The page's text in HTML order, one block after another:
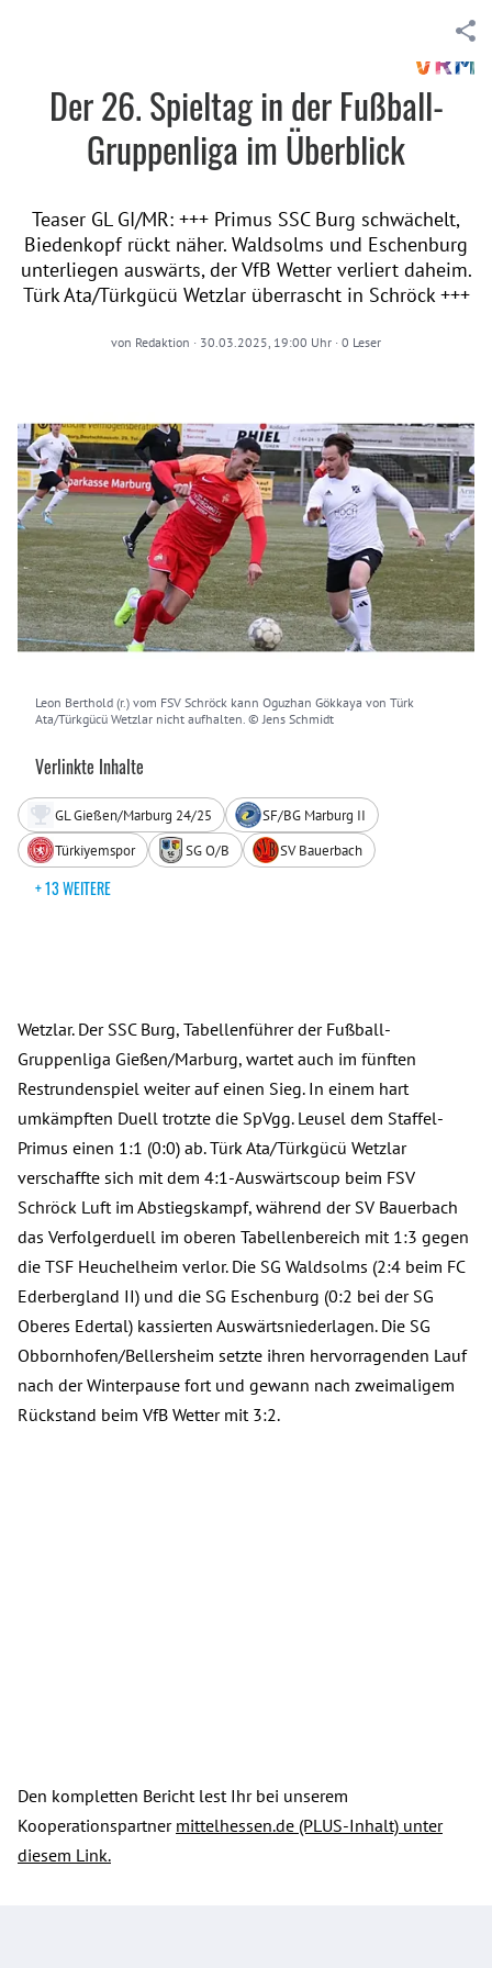
Der 26. Spieltag in der Fußball-
Gruppenliga im Überblick
Teaser GL GI/MR: +++ Primus SSC Burg schwächelt,
Biedenkopf rückt näher. Waldsolms und Eschenburg
unterliegen auswärts, der VfB Wetter verliert daheim.
Türk Ata/Türkgücü Wetzlar überrascht in Schröck +++
von Redaktion · 30.03.2025, 19:00 Uhr · 0 Leser
Leon Berthold (r.) vom FSV Schröck kann Oguzhan Gökkaya von Türk
Ata/Türkgücü Wetzlar nicht aufhalten. © Jens Schmidt
Verlinkte Inhalte
GL Gießen/Marburg 24/25
SF/BG Marburg II
Türkiyemspor
SG O/B SV Bauerbach
+ 13 WEITERE
Wetzlar. Der SSC Burg, Tabellenführer der Fußball-
Gruppenliga Gießen/Marburg, wartet auch im fünften
Restrundenspiel weiter auf einen Sieg. In einem hart
umkämpften Duell trotzte die SpVgg. Leusel dem Staffel-
Primus einen 1:1 (0:0) ab. Türk Ata/Türkgücü Wetzlar
verschaffte sich mit dem 4:1-Auswärtscoup beim FSV
Schröck Luft im Abstiegskampf, während der SV Bauerbach
das Verfolgerduell im oberen Tabellenbereich mit 1:3 gegen
die TSF Heuchelheim verlor. Die SG Waldsolms (2:4 beim FC
Ederbergland II) und die SG Eschenburg (0:2 bei der SG
Oberes Edertal) kassierten Auswärtsniederlagen. Die SG
Obbornhofen/Bellersheim setzte ihren hervorragenden Lauf
nach der Winterpause fort und gewann nach zweimaligem
Rückstand beim VfB Wetter mit 3:2.
Den kompletten Bericht lest Ihr bei unserem
Kooperationspartner mittelhessen.de (PLUS-Inhalt) unter
diesem Link.